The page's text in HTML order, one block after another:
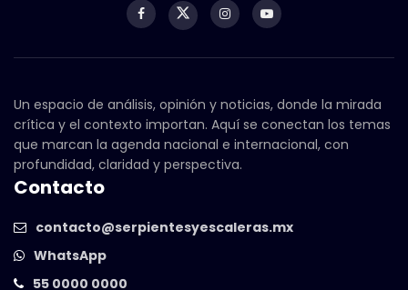
Un espacio de análisis, opinión y noticias, donde la mirada
crítica y el contexto importan. Aquí se conectan los temas
que marcan la agenda nacional e internacional, con
profundidad, claridad y perspectiva.
Contacto
contacto@serpientesyescaleras.mx
WhatsApp
55 0000 0000